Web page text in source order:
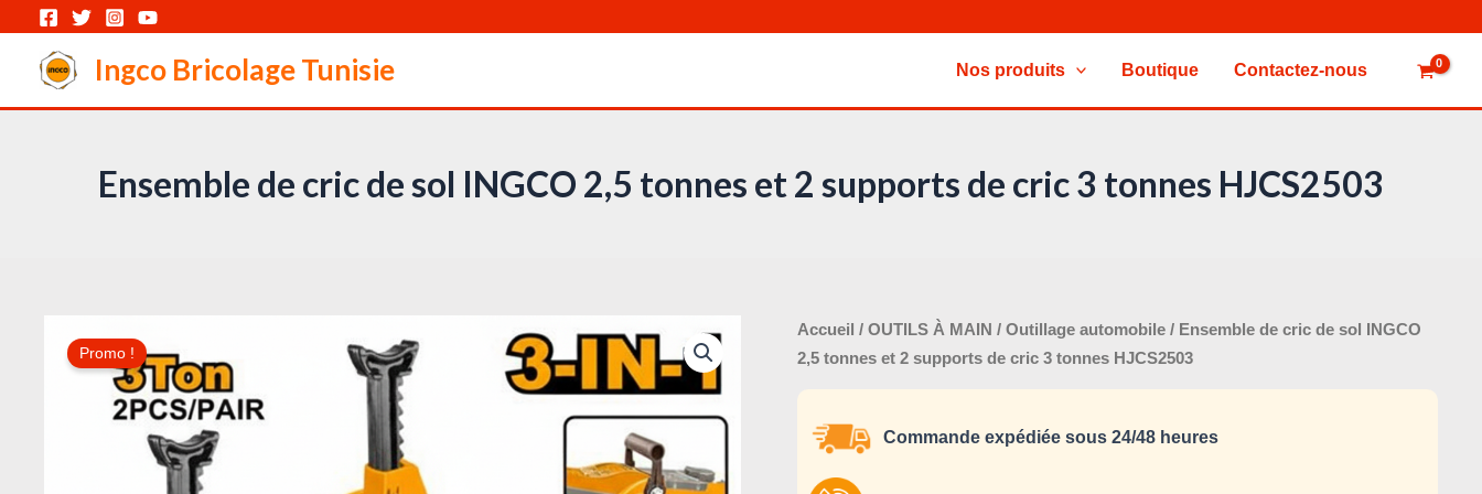
contenu
Ingco Bricolage Tunisie Nos produits Boutique Contactez-nous
Ensemble de cric de sol INGCO 2,5 tonnes et 2 supports de cric 3 tonnes HJCS2503
Promo !
Accueil / OUTILS À MAIN / Outillage automobile/ Ensemble de cric de sol INGCO
2,5 tonnes et 2 supports de cric 3 tonnes HJCS2503
Commande expédiée sous 24/48 heures
Le
prix
340,000 د.ت.
Le
prix
quantité
de
cric